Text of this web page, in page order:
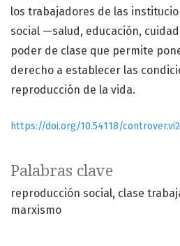
Palabras clave
reproducción social clase
marxismo
los trabajadores de las
social —salud, educación,
poder de clase que permite
derecho a establecer las
reproducción de la vida.
https://doi.org/10.54118/